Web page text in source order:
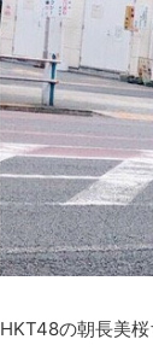
HKT48の朝長美桜